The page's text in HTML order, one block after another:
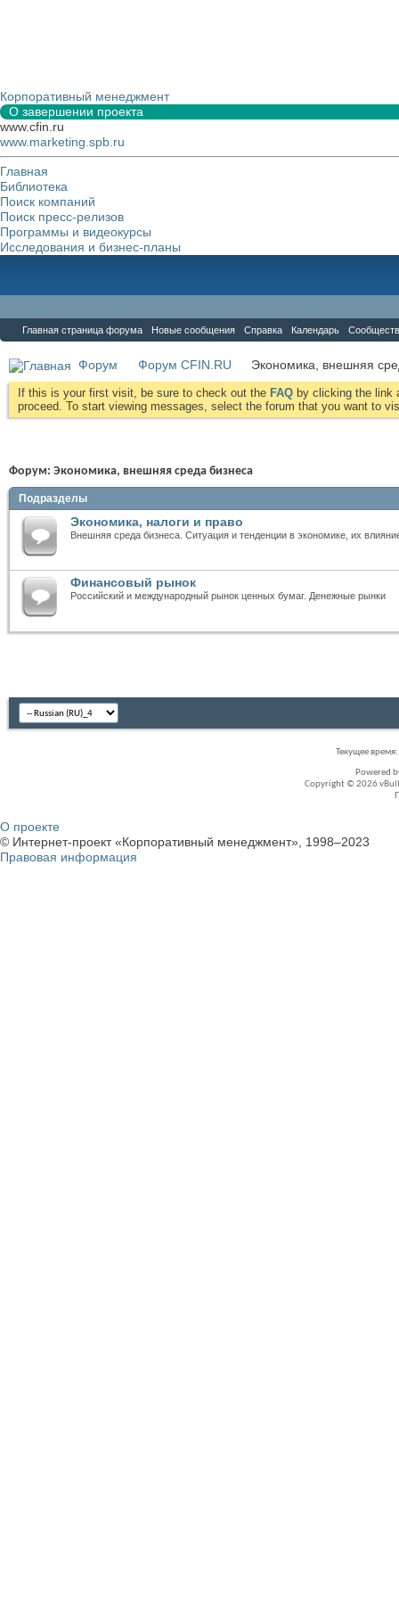
Корпоративный менеджмент
О завершении проекта
www.cfin.ru
www.marketing.spb.ru
Главная
Библиотека
Поиск компаний
Поиск пресс-релизов
Программы и видеокурсы
Исследования и бизнес-планы
Главная страница форума Новые сообщения Справка Календарь
Форум Форум CFIN.RU Экономика, внешняя
If this is your first visit, be sure to check out the FAQ by clicking the link
proceed. To start viewing messages, select the forum that you want to
Форум: Экономика, внешняя среда бизнеса
Подразделы
Экономика, налоги и право
Внешняя среда бизнеса. Ситуация и тенденции в экономике, их
Финансовый рынок
Российский и международный рынок ценных бумаг. Денежные рынки
Текущее время:
Powered
Copyright © 2026
О проекте
© Интернет-проект «Корпоративный менеджмент», 1998–2023
Правовая информация